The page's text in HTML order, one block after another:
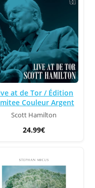
at de Tor / Édition
Couleur Argent
Scott Hamilton
24.99€